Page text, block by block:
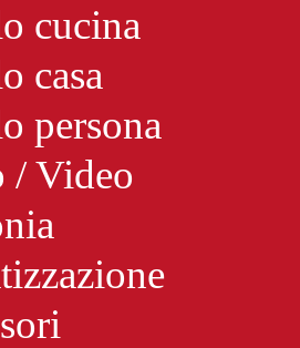
cucina
casa
persona
/ Video